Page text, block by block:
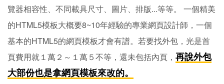
覽器相容性、不同載具尺寸、圖片、排版...等等。 一個精美
的HTML5模板大概要8~10年經驗的專業網頁設計師，一個
基本的HTML5的網頁模板才會有譜。若要找外包，光是首
頁費用就１萬２～１萬５不等，還未包括內頁， 再說外包
大部份也是拿網頁模板來改的。